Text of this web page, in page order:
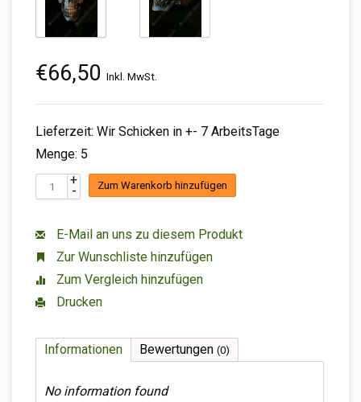
€66,50 Inkl. MwSt.
Lieferzeit: Wir Schicken in +- 7 ArbeitsTage
Menge: 5
+
- Zum Warenkorb hinzufügen
E-Mail an uns zu diesem Produkt
Zur Wunschliste hinzufügen
Zum Vergleich hinzufügen
Drucken
Informationen Bewertungen (0)
No information found